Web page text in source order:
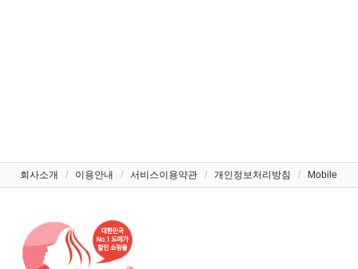
회사소개 / 이용안내 / 서비스이용약관 / 개인정보처리방침 / Mobile